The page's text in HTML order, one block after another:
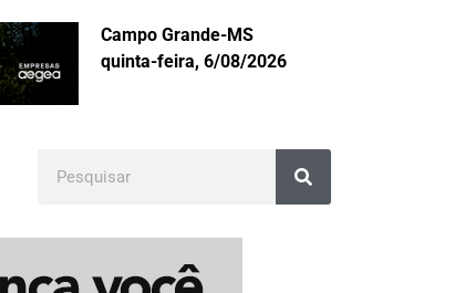
Campo Grande-MS
quinta-feira, 6/08/2026